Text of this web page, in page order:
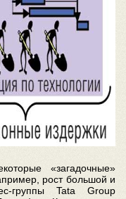
«загадочные»
рост большой и
группы Tata Group